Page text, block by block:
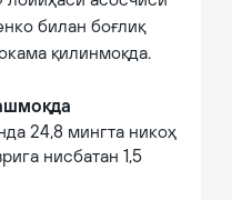
билан боғлиқ
қилинмоқда.
24,8 мингта никоҳ
нисбатан 1,5